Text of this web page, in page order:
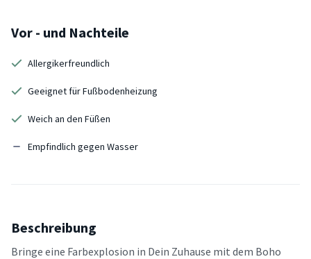
Vor - und Nachteile
Allergikerfreundlich
Geeignet für Fußbodenheizung
Weich an den Füßen
Empfindlich gegen Wasser
Beschreibung
Bringe eine Farbexplosion in Dein Zuhause mit dem Boho